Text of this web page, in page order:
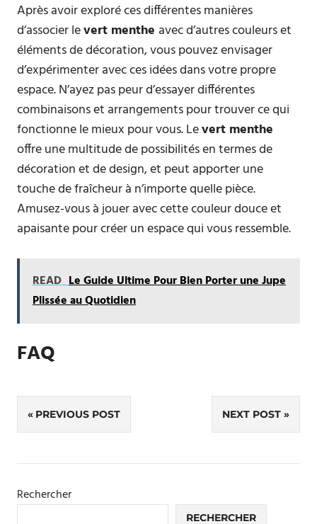
Après avoir exploré ces différentes manières
d’associer levert menthe avec d’autres couleurs et
éléments de décoration, vous pouvez envisager
d’expérimenter avec ces idées dans votre propre
espace. N’ayez pas peur d’essayer différentes
combinaisons et arrangements pour trouver ce qui
fonctionne le mieux pour vous. Levert menthe
offre une multitude de possibilités en termes de
décoration et de design, et peut apporter une
touche de fraîcheur à n’importe quelle pièce.
Amusez-vous à jouer avec cette couleur douce et
apaisante pour créer un espace qui vous ressemble.
READ Le Guide Ultime Pour Bien Porter une Jupe
Plissée au Quotidien
FAQ
Navigation
de
l’article
PREVIOUS POST NEXT POST
Rechercher
RECHERCHER